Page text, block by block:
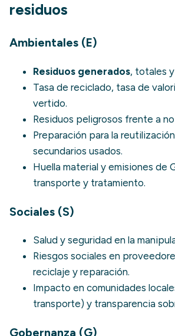
residuos
Ambientales (E)
Residuos generados, totales
Tasa de reciclado, tasa de
vertido.
Residuos peligrosos frente a
Preparación para la
secundarios usados.
Huella material y emisiones de
transporte y tratamiento.
Sociales (S)
Salud y seguridad en la
Riesgos sociales en
reciclaje y reparación.
Impacto en comunidades
transporte) y transparencia
Gobernanza (G)